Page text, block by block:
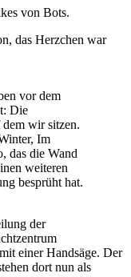
von Bots.
das Herzchen war
vor dem
Die
dem wir sitzen.
Im
das die Wand
weiteren
besprüht hat.
der
einer Handsäge. Der
dort nun als